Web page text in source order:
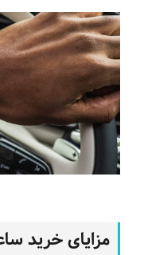
مزایای خرید